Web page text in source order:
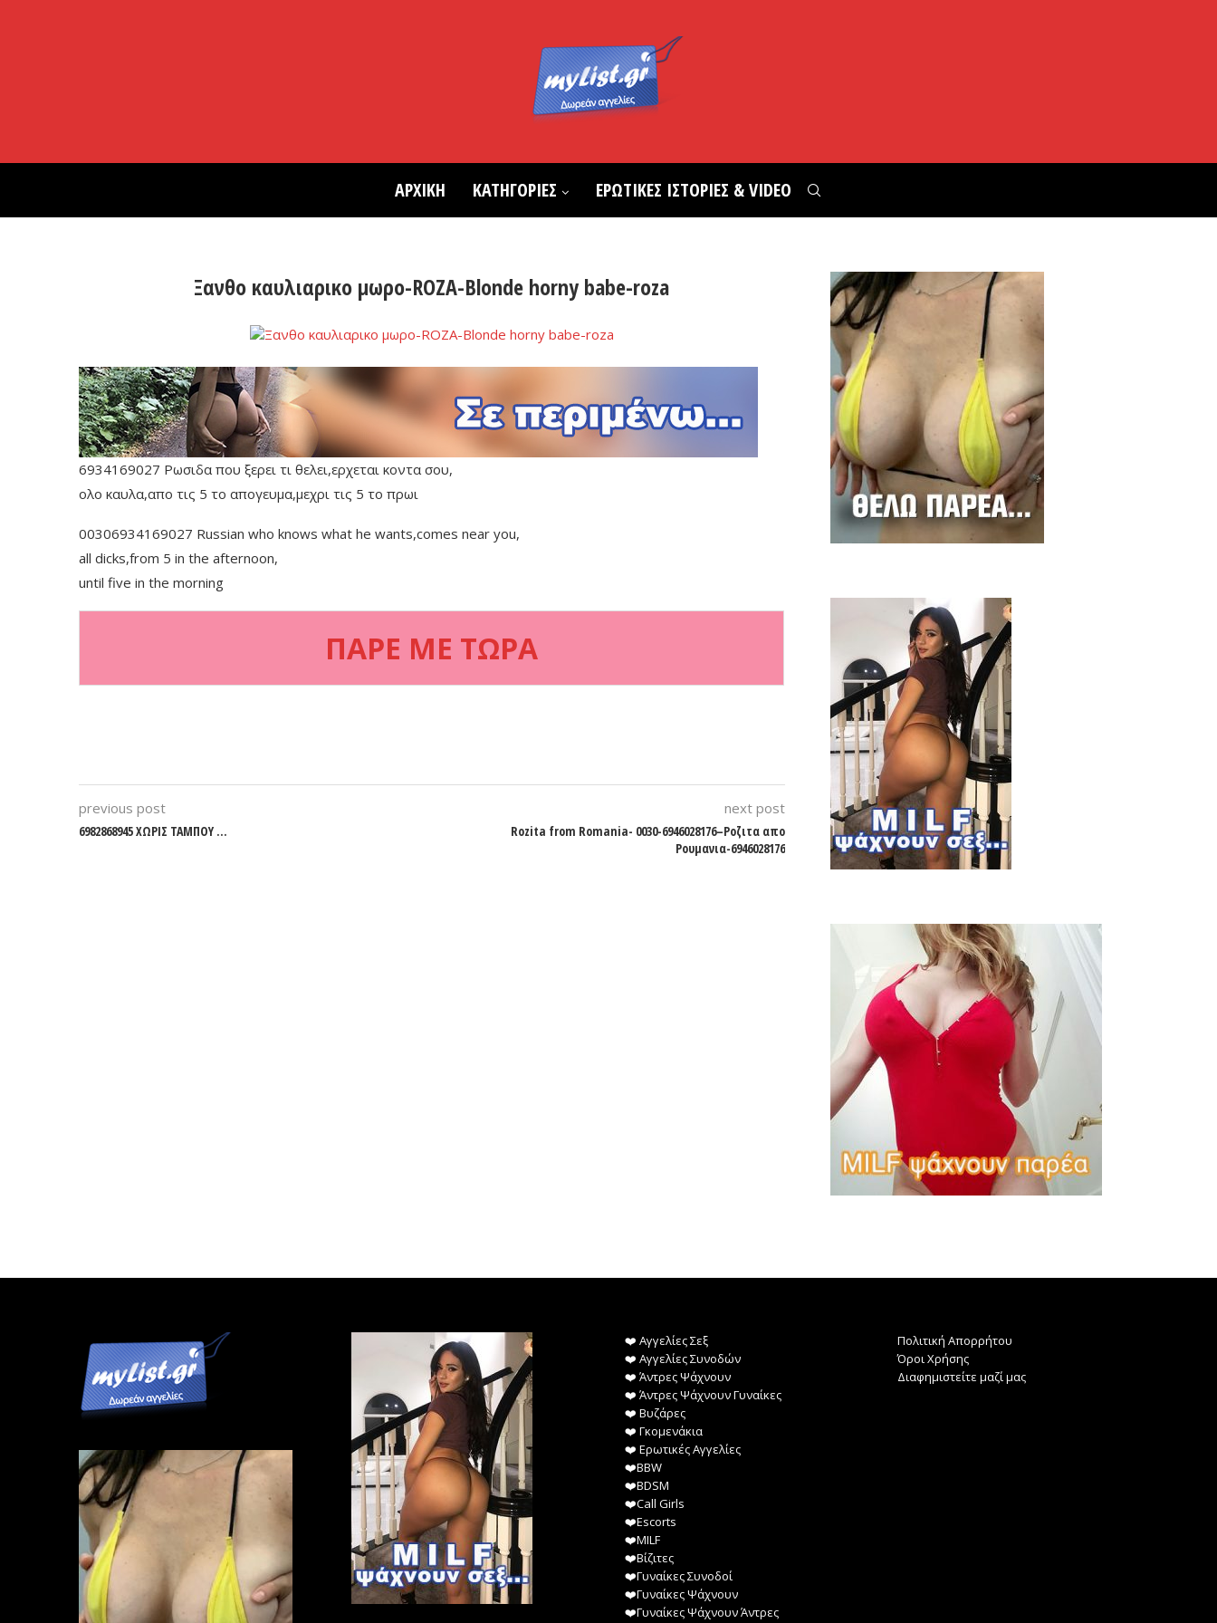
ΑΡΧΙΚΗ ΚΑΤΗΓΟΡΙΕΣ ΕΡΩΤΙΚΕΣ ΙΣΤΟΡΙΕΣ & VIDEO
Ξανθο καυλιαρικο μωρο-ROZA-Blonde horny babe-roza
6934169027 Ρωσιδα που ξερει τι θελει,ερχεται κοντα σου,
ολο καυλα,απο τις 5 το απογευμα,μεχρι τις 5 το πρωι
00306934169027 Russian who knows what he wants,comes near you,
all dicks,from 5 in the afternoon,
until five in the morning
ΠΑΡΕ ΜΕ ΤΩΡΑ
previous post
6982868945 ΧΩΡΙΣ ΤΑΜΠΟΥ …
next post
Rozita from Romania- 0030-6946028176–Ροζιτα απο
Ρουμανια-6946028176
❤️️ Αγγελίες Σεξ
❤️️ Αγγελίες Συνοδών
❤️️ Άντρες Ψάχνουν
❤️️ Άντρες Ψάχνουν Γυναίκες
❤️️ Βυζάρες
❤️️ Γκομενάκια
❤️️ Ερωτικές Αγγελίες
❤️️BBW
❤️️BDSM
❤️️Call Girls
❤️️Escorts
❤️️MILF
❤️️Βίζιτες
❤️️Γυναίκες Συνοδοί
❤️️Γυναίκες Ψάχνουν
❤️️Γυναίκες Ψάχνουν Άντρες
Πολιτική Απορρήτου
Όροι Χρήσης
Διαφημιστείτε μαζί μας